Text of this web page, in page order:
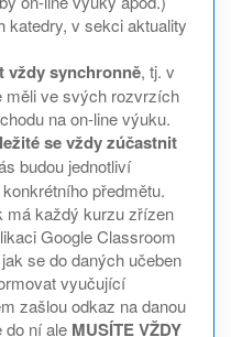
katedry, v sekci aktuality
vždy synchronně, tj. v
měli ve svých rozvrzích
na on-line výuku.
se vždy zúčastnit
budou jednotliví
předmětu.
má každý kurzu zřízen
Google Classroom
se do daných učeben
vyučující
zašlou odkaz na danou
do ní ale MUSÍTE VŽDY